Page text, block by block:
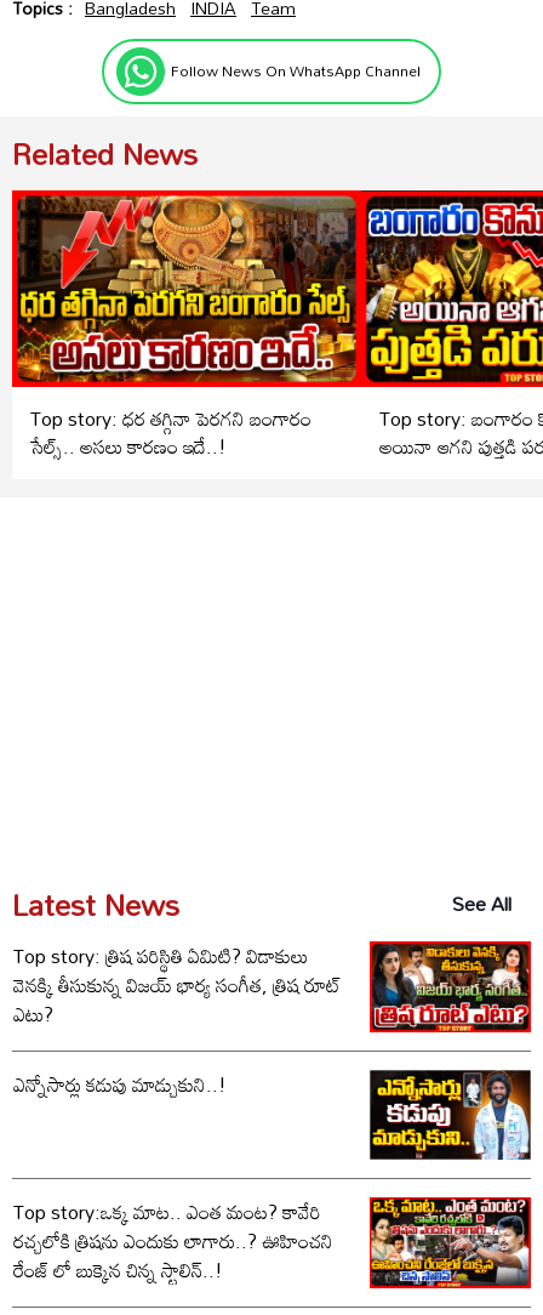
Topics : Bangladesh INDIA Team
Follow News On WhatsApp Channel
Related News
Top story: ధర తగ్గినా పెరగని బంగారం
సేల్స్.. అసలు కారణం ఇదే..!
Top story: బంగారం
అయినా ఆగని పుత్తడి
Latest News
See All
Top story: త్రిష పరిస్థితి ఏమిటి? విడాకులు
వెనక్కి తీసుకున్న విజయ్ భార్య సంగీత, త్రిష రూట్
ఎటు?
ఎన్నోసార్లు కడుపు మాడ్చుకుని..!
Top story:ఒక్క మాట.. ఎంత మంట? కావేరి
రచ్చలోకి త్రిషను ఎందుకు లాగారు..? ఊహించని
రేంజ్ లో బుక్కైన చిన్న స్టాలిన్..!